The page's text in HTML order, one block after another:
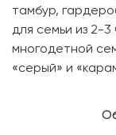
тамбур,
для семьи из 2-
многодетной
«серый» и